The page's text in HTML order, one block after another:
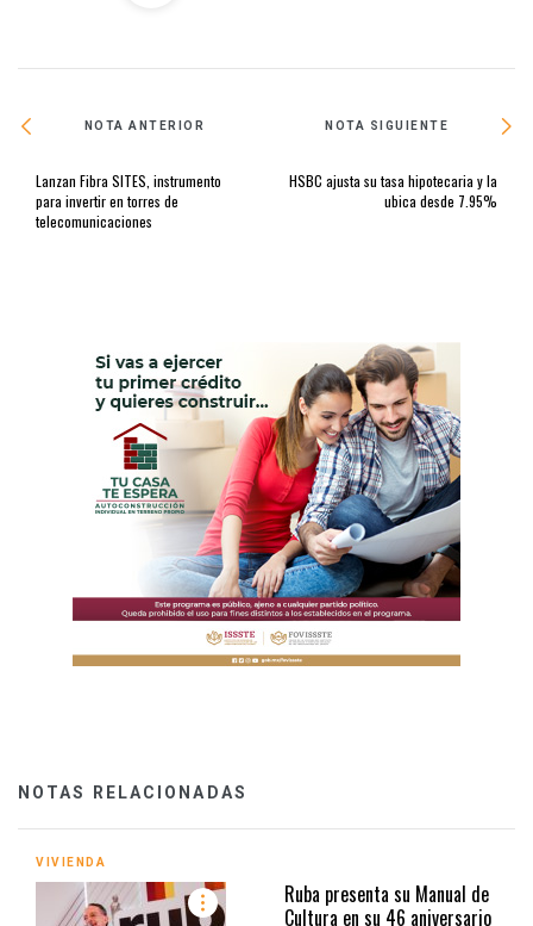
NOTA ANTERIOR
Lanzan Fibra SITES, instrumento
para invertir en torres de
telecomunicaciones
NOTA SIGUIENTE
HSBC ajusta su tasa hipotecaria y la
ubica desde 7.95%
NOTAS RELACIONADAS
VIVIENDA
Ruba presenta su Manual de
Cultura en su 46 aniversario